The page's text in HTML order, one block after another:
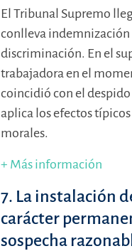
El Tribunal Supremo
conlleva indemnización
discriminación. En el
trabajadora en el
coincidió con el despido
aplica los efectos
morales.
+ Más información
7. La instalación
carácter
sospecha